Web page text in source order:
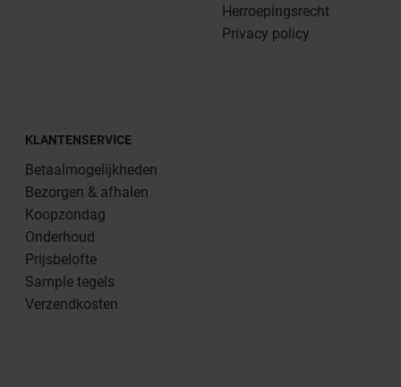
Herroepingsrecht
Privacy policy
KLANTENSERVICE
Betaalmogelijkheden
Bezorgen & afhalen
Koopzondag
Onderhoud
Prijsbelofte
Sample tegels
Verzendkosten